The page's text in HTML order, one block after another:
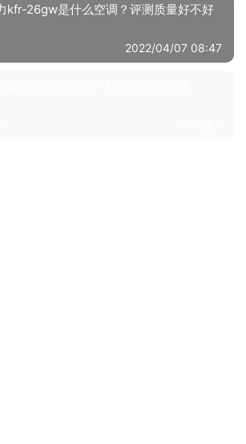
kfr-26gw是什么空调？评测质量好不好
2022/04/07 08:47